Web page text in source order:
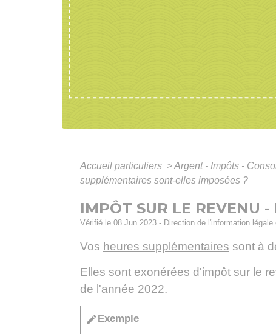
Accueil particuliers >Argent - Impôts -
supplémentaires sont-elles imposées ?
IMPÔT SUR LE REVENU -
Vérifié le 08 Jun 2023 - Direction de l'information
Vos heures supplémentaires sont à
Elles sont exonérées d'impôt sur le
de l'année 2022.
editExemple